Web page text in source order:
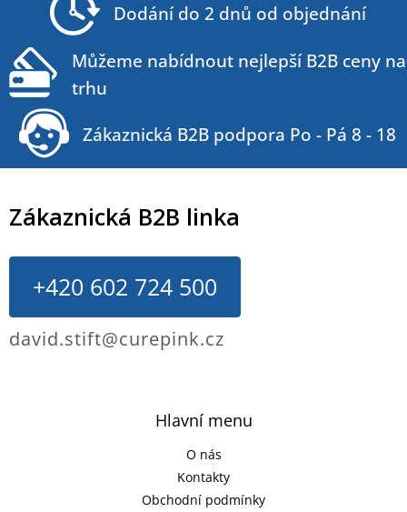
Hlavní menu
O nás
Kontakty
Obchodní podmínky
Zákaznická B2B linka
+420 602 724 500
david.stift@curepink.cz
Dodání do 2 dnů od objednání
Můžeme nabídnout nejlepší B2B ceny na
trhu
Zákaznická B2B podpora Po - Pá 8 - 18